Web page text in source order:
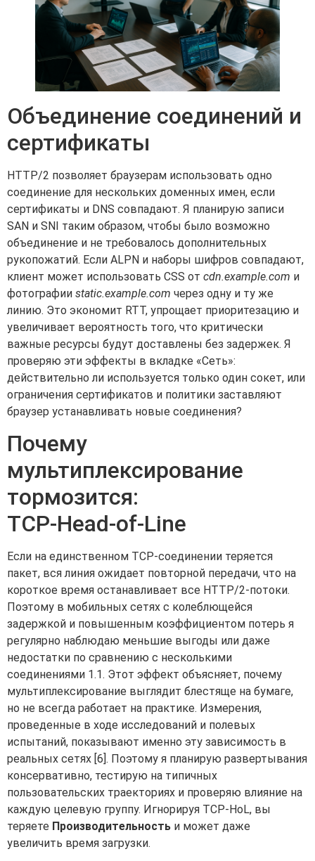
Объединение соединений и
сертификаты
HTTP/2 позволяет браузерам использовать одно
соединение для нескольких доменных имен, если
сертификаты и DNS совпадают. Я планирую записи
SAN и SNI таким образом, чтобы было возможно
объединение и не требовалось дополнительных
рукопожатий. Если ALPN и наборы шифров совпадают,
клиент может использовать CSS от cdn.example.com и
фотографии static.example.com через одну и ту же
линию. Это экономит RTT, упрощает приоритезацию и
увеличивает вероятность того, что критически
важные ресурсы будут доставлены без задержек. Я
проверяю эти эффекты в вкладке «Сеть»:
действительно ли используется только один сокет, или
ограничения сертификатов и политики заставляют
браузер устанавливать новые соединения?
Почему
мультиплексирование
тормозится:
TCP‑Head‑of‑Line
Если на единственном TCP-соединении теряется
пакет, вся линия ожидает повторной передачи, что на
короткое время останавливает все HTTP/2-потоки.
Поэтому в мобильных сетях с колеблющейся
задержкой и повышенным коэффициентом потерь я
регулярно наблюдаю меньшие выгоды или даже
недостатки по сравнению с несколькими
соединениями 1.1. Этот эффект объясняет, почему
мультиплексирование выглядит блестяще на бумаге,
но не всегда работает на практике. Измерения,
проведенные в ходе исследований и полевых
испытаний, показывают именно эту зависимость в
реальных сетях [6]. Поэтому я планирую развертывания
консервативно, тестирую на типичных
пользовательских траекториях и проверяю влияние на
каждую целевую группу. Игнорируя TCP-HoL, вы
теряете Производительность и может даже
увеличить время загрузки.